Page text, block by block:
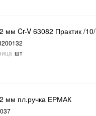
мм Cr-V 63082 Практик /10/
шт
мм пл.ручка ЕРМАК